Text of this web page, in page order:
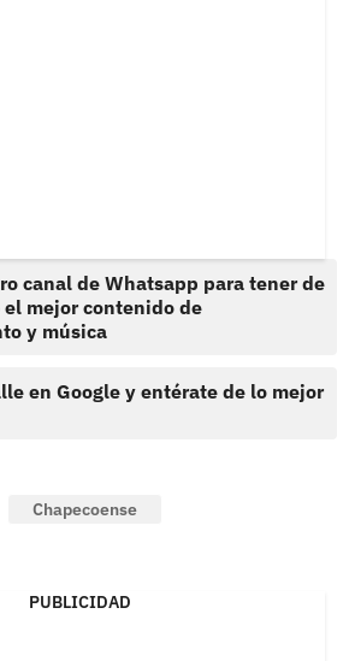
canal de Whatsapp para tener de
mejor contenido de
y música
en Google y entérate de lo mejor
Chapecoense
PUBLICIDAD